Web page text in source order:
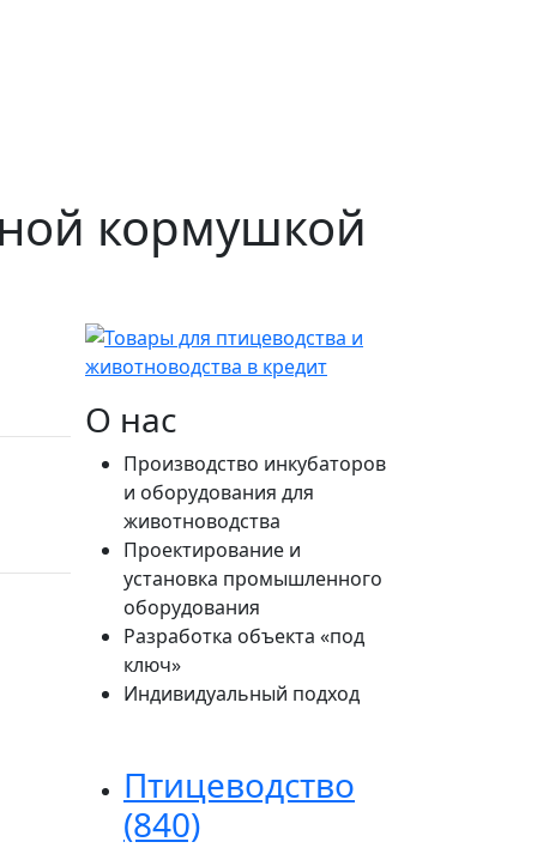
кормушкой
О нас
Производство инкубаторов
и оборудования для
животноводства
Проектирование и
установка промышленного
оборудования
Разработка объекта «под
ключ»
Индивидуальный подход
Птицеводство
(840)